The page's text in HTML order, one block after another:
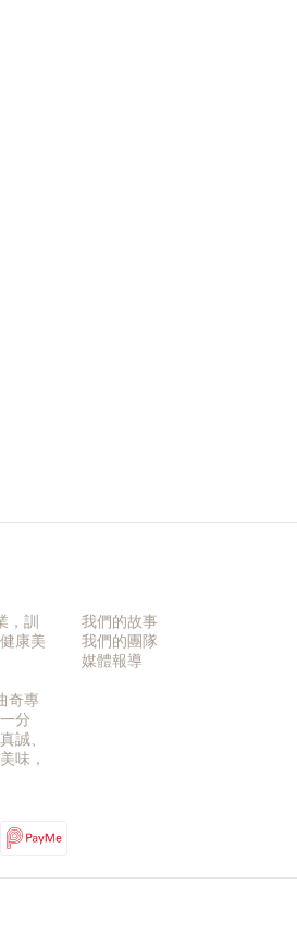
，訓
康美
奇專
分
誠、
味，
我們的故事
我們的團隊
媒體報導